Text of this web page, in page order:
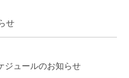
せ
ジュールのお知らせ